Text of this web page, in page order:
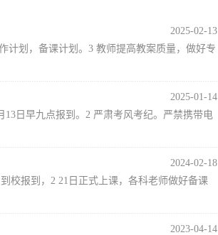
2025-02-13
计划，备课计划。3 教师提高教案质量，做好专
2025-01-14
日早九点报到。2 严肃考风考纪。严禁携带电
2024-02-18
校报到，2 21日正式上课，各科老师做好备课
2023-04-14